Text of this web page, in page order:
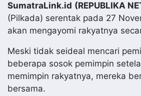
SumatraLink.id (REPUBLIKA
(Pilkada) serentak pada 27
akan mengayomi rakyatnya
Meski tidak seideal mencari
beberapa sosok pemimpin
memimpin rakyatnya, mereka
bersama.